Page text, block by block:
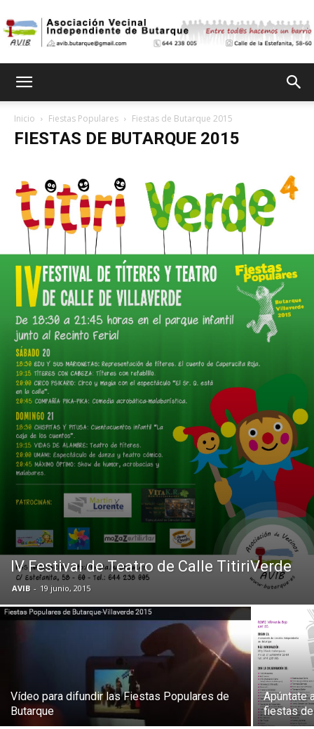
Vecinal
Independiente
de
Inicio Fiestas Populares Fiestas de Butarque 2015
FIESTAS DE BUTARQUE 2015
IV Festival de Teatro de Calle TitiriVerde
AVIB - 19 junio, 2015
Vídeo para difundir las Fiestas Populares de
Butarque
Apúntate
fiestas